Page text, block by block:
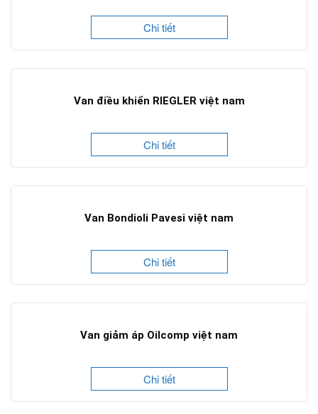
Chi tiết
Van điều khiển RIEGLER việt nam
Chi tiết
Van Bondioli Pavesi việt nam
Chi tiết
Van giảm áp Oilcomp việt nam
Chi tiết